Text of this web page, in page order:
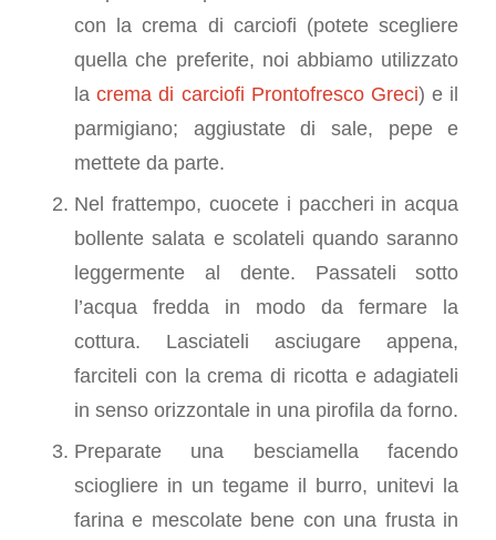
con la crema di carciofi (potete scegliere
quella che preferite, noi abbiamo utilizzato
lacrema di carciofi Prontofresco Greci) e il
parmigiano; aggiustate di sale, pepe e
mettete da parte.
Nel frattempo, cuocete i paccheri in acqua
bollente salata e scolateli quando saranno
leggermente al dente. Passateli sotto
l’acqua fredda in modo da fermare la
cottura. Lasciateli asciugare appena,
farciteli con la crema di ricotta e adagiateli
in senso orizzontale in una pirofila da forno.
Preparate una besciamella facendo
sciogliere in un tegame il burro, unitevi la
farina e mescolate bene con una frusta in